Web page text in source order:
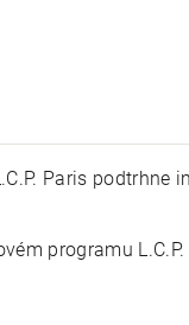
Paris podtrhne
programu L.C.P.